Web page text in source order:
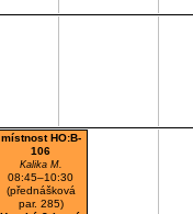
místnost HO:B-
106
Kalika M.
08:45–10:30
(přednášková
par. 285)